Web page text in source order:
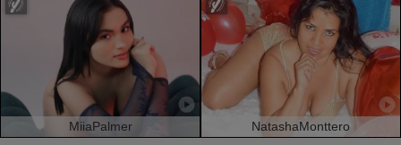
MiiaPalmer NatashaMonttero